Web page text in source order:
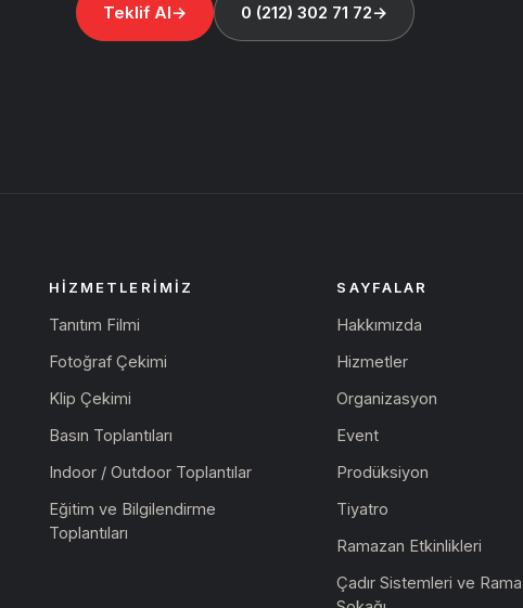
Teklif Al 0 (212) 302 71 72
HIZMETLERIMIZ
Tanıtım Filmi
Fotoğraf Çekimi
Klip Çekimi
Basın Toplantıları
Indoor / Outdoor Toplantılar
Eğitim ve Bilgilendirme
Toplantıları
SAYFALAR
Hakkımızda
Hizmetler
Organizasyon
Event
Prodüksiyon
Tiyatro
Ramazan Etkinlikleri
Çadır Sistemleri ve